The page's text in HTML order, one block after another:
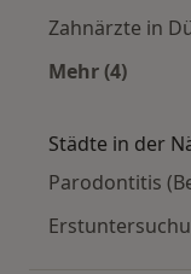
Zahnärzte in
Mehr (4)
Städte in der
Parodontitis